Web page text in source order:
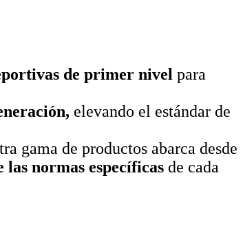
de primer nivel para
elevando el estándar de
gama de productos abarca desde
normas específicas de cada